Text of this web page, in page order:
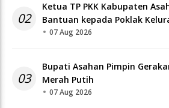
02
Ketua TP PKK Kabupaten
Bantuan kepada Poklak
07 Aug 2026
03
Bupati Asahan Pimpin
Merah Putih
07 Aug 2026